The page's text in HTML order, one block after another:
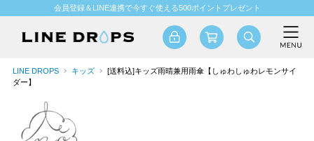
会員登録＆LINE連携で今すぐ使える500ポイントプレゼント
LINE DROPS キッズ
[送料込]キッズ雨晴兼用雨傘【しゅわしゅわレモンサイ
ダー】